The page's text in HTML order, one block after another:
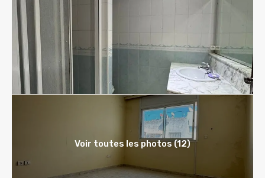
Voir toutes les photos (12)